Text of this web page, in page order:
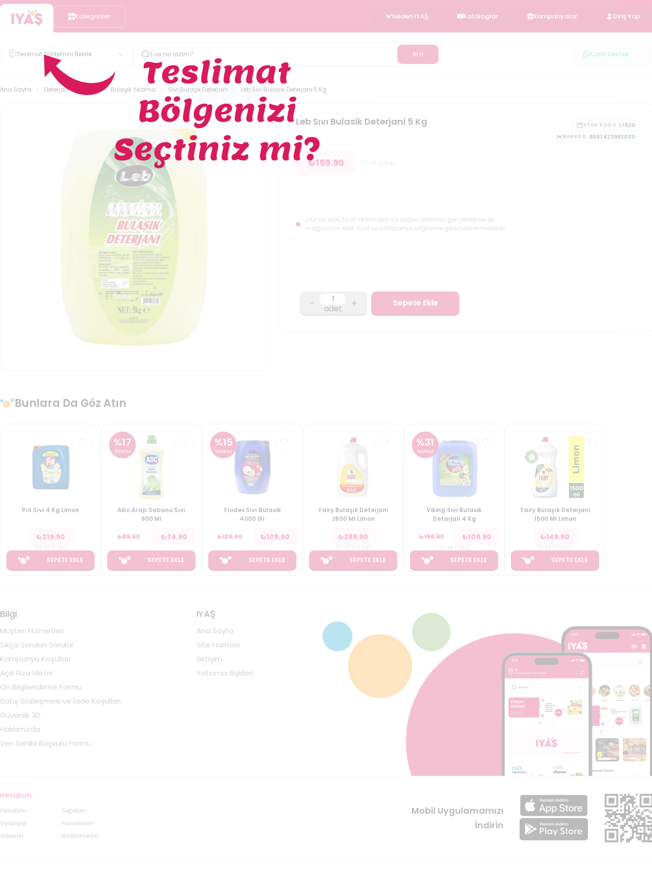
Kategoriler Neden IYAŞ Kataloglar Kampanyalar Giriş Yap
Teslimat Yöntemini Belirle Ara Canlı Destek
Ana Sayfa Deterjan - Temizlik Bulaşık Yıkama Sıvı Bulaşık Deterjanı Leb Sıvı Bulasik Deterjani 5 Kg
Leb Sıvı Bulasik Deterjani 5 Kg STOK KODU 17620
BARKOD 8697423982000
₺159.90
Ürünün stok, fiyat ve kampanya bilgisi, teslimatı gerçekleştirecek
mağazanın stok, fiyat ve kampanya bilgilerine göre belirlenmektedir.
- adet + Sepete Ekle
Bunlara Da Göz Atın
Pril Sıvı 4 Kg Limon
₺219.90
SEPETE EKLE
%17
İNDİRİM
Abc Arap Sabunu Sıvı
900 Ml
₺89.90 ₺74.90
SEPETE EKLE
%15
İNDİRİM
Flodex Sıvı Bulasik
4000 Gr
₺129.90 ₺109.90
SEPETE EKLE
Fairy Bulaşık Deterjani
2600 Ml Limon
₺289.90
SEPETE EKLE
%31
İNDİRİM
Viking Sıvı Bulasik
Detarjan 4 Kg
₺159.90 ₺109.90
SEPETE EKLE
Fairy Bulaşık Deterjani
1500 Ml Limon
₺149.90
SEPETE EKLE
Bilgi
Müşteri Hizmetleri
Sıkça Sorulan Sorular
Kampanya Koşulları
Açık Rıza Metni
Ön Bilgilendirme Formu
Satış Sözleşmesi ve İade Koşulları
Güvenlik 3D
Hakkımızda
Veri Sahibi Başvuru Formu
IYAŞ
Ana Sayfa
Site Haritası
İletişim
Yatırımcı İlişkileri
Hesabım
Hesabım
Siparişler
Adresler
Sepetim
Favorilerim
Bildirimlerim
Mobil Uygulamamızı
İndirin